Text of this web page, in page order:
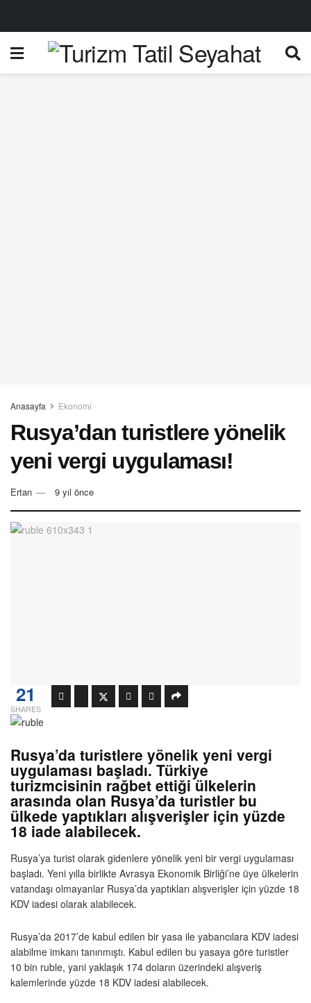
Anasayfa Ekonomi
Rusya’dan turistlere yönelik
yeni vergi uygulaması!
Ertan 9 yıl önce
21
SHARES
Rusya’da turistlere yönelik yeni vergi
uygulaması başladı. Türkiye
turizmcisinin rağbet ettiği ülkelerin
arasında olan Rusya’da turistler bu
ülkede yaptıkları alışverişler için yüzde
18 iade alabilecek.
Rusya’ya turist olarak gidenlere yönelik yeni bir vergi uygulaması
başladı. Yeni yılla birlikte Avrasya Ekonomik Birliği’ne üye ülkelerin
vatandaşı olmayanlar Rusya’da yaptıkları alışverişler için yüzde 18
KDV iadesi olarak alabilecek.
Rusya’da 2017’de kabul edilen bir yasa ile yabancılara KDV iadesi
alabilme imkanı tanınmıştı. Kabul edilen bu yasaya göre turistler
10 bin ruble, yani yaklaşık 174 doların üzerindeki alışveriş
kalemlerinde yüzde 18 KDV iadesi alabilecek.